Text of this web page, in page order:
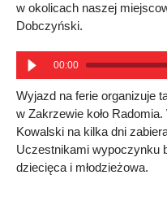
w okolicach naszej
Dobczyński.
00:00
Wyjazd na ferie organizuje
w Zakrzewie koło
Kowalski na kilka dni
Uczestnikami wypoczynku
dziecięca i młodzieżowa.